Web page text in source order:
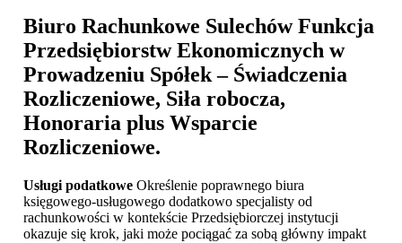
Biuro Rachunkowe SulechówFunkcja
Przedsiębiorstw Ekonomicznych w
Prowadzeniu Spółek – Świadczenia
Rozliczeniowe, Siła robocza,
Honoraria plus Wsparcie
Rozliczeniowe.
Usługi podatkowe Określenie poprawnego biura
księgowego-usługowego dodatkowo specjalisty od
rachunkowości w kontekście Przedsiębiorczej instytucji
okazuje się krok, jaki może pociągać za sobą główny impakt